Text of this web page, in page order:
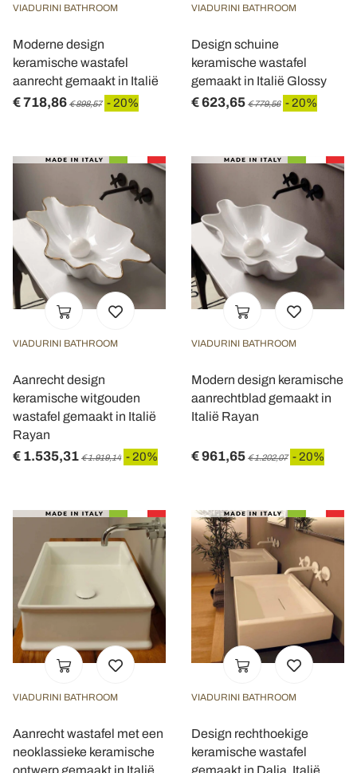
VIADURINI BATHROOM
Moderne design
keramische wastafel
aanrecht gemaakt in Italië
€ 718,86 € 898,57 - 20%
VIADURINI BATHROOM
Design schuine
keramische wastafel
gemaakt in Italië Glossy
€ 623,65 € 779,56 - 20%
VIADURINI BATHROOM
Aanrecht design
keramische witgouden
wastafel gemaakt in Italië
Rayan
€ 1.535,31 € 1.919,14 - 20%
VIADURINI BATHROOM
Modern design keramische
aanrechtblad gemaakt in
Italië Rayan
€ 961,65 € 1.202,07 - 20%
VIADURINI BATHROOM
Aanrecht wastafel met een
neoklassieke keramische
ontwerp gemaakt in Italië
VIADURINI BATHROOM
Design rechthoekige
keramische wastafel
gemaakt in Dalia, Italië